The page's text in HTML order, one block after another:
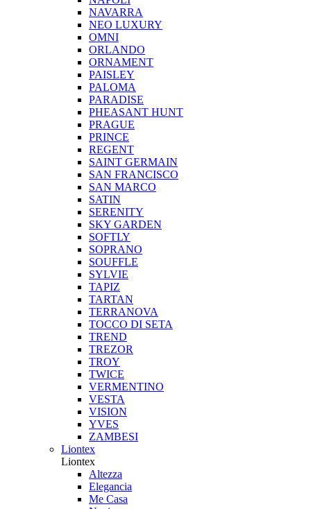
NAVARRA
NEO LUXURY
OMNI
ORLANDO
ORNAMENT
PAISLEY
PALOMA
PARADISE
PHEASANT HUNT
PRAGUE
PRINCE
REGENT
SAINT GERMAIN
SAN FRANCISCO
SAN MARCO
SATIN
SERENITY
SKY GARDEN
SOFTLY
SOPRANO
SOUFFLE
SYLVIE
TAPIZ
TARTAN
TERRANOVA
TOCCO DI SETA
TREND
TREZOR
TROY
TWICE
VERMENTINO
VESTA
VISION
YVES
ZAMBESI
Liontex
Liontex
Altezza
Elegancia
Me Casa